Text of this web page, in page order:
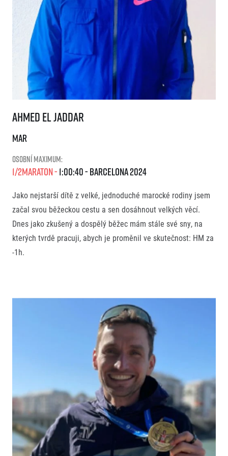
Ahmed El Jaddar
MAR
Osobní maximum:
1/2Maraton 1:00:40 Barcelona2024
Jako nejstarší dítě z velké, jednoduché marocké rodiny jsem
začal svou běžeckou cestu a sen dosáhnout velkých věcí.
Dnes jako zkušený a dospělý běžec mám stále své sny, na
kterých tvrdě pracuji, abych je proměnil ve skutečnost: HM za
-1h.